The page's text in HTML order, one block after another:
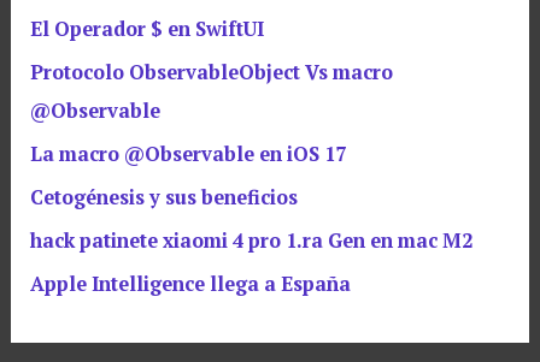
El Operador $ en SwiftUI
Protocolo ObservableObject Vs macro
@Observable
La macro @Observable en iOS 17
Cetogénesis y sus beneficios
hack patinete xiaomi 4 pro 1.ra Gen en mac M2
Apple Intelligence llega a España